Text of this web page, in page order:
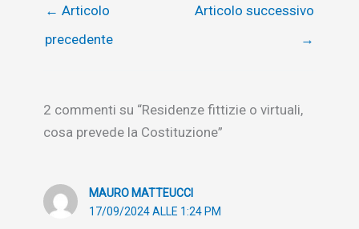
← Articolo
precedente
Articolo successivo
→
2 commenti su “Residenze fittizie o virtuali,
cosa prevede la Costituzione”
MAURO MATTEUCCI
17/09/2024 ALLE 1:24 PM